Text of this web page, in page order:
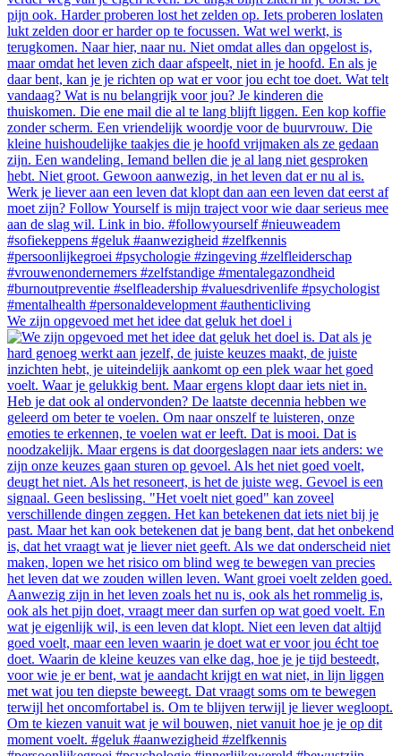
We zijn opgevoed met het idee dat geluk het doel i